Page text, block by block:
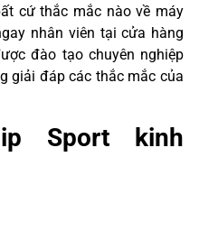
cứ thắc mắc nào về máy
nhân viên tại cửa hàng
đào tạo chuyên nghiệp
giải đáp các thắc mắc của
Sport kinh